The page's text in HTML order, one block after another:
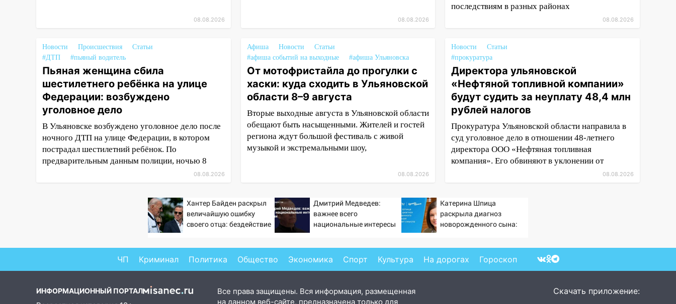
14:28
Ураган вырвал остановку
на улице Деева в Заволжье
14:26 Жители Ульяновска сами
пытаются расчистить ливнёвки,
не дождавшись
коммунальщиков
14:16 Шторм продолжает
ломать город: на улице Любови
Шевцовой рухнул светофор
видом преподавателя
Куда жаловаться
ульяновцам на упавшее дерево
непогоды
13:59 В Новом городе
опалубку со строящегося дома
08.08.2026 08.08.2026
последствиям в разных районах
08.08.2026
Новости Происшествия
Статьи
#ДТП
#пьяный водитель
Пьяная женщина сбила
шестилетнего ребёнка на улице
Федерации: возбуждено
уголовное дело
В Ульяновске возбуждено уголовное дело после
ночного ДТП на улице Федерации, в котором
пострадал шестилетний ребёнок. По
предварительным данным полиции, ночью 8
08.08.2026
Афиша Новости
Статьи
#афиша событий на выходные
#афиша Ульяновска
От мотофристайла до прогулки с
хаски: куда сходить в Ульяновской
области 8–9 августа
Вторые выходные августа в Ульяновской области
обещают быть насыщенными. Жителей и гостей
региона ждут большой фестиваль с живой
музыкой и экстремальными шоу,
08.08.2026
Новости
Статьи
#прокуратура
Директора ульяновской
«Нефтяной топливной компании»
будут судить за неуплату 48,4 млн
рублей налогов
Прокуратура Ульяновской области направила в
суд уголовное дело в отношении 48-летнего
директора ООО «Нефтяная топливная
компания». Его обвиняют в уклонении от
08.08.2026
Хантер Байден раскрыл
величайшую ошибку
своего отца: бездействие
Дмитрий Медведев:
важнее всего
национальные интересы
Катерина Шпица
раскрыла диагноз
новорожденного сына:
ЧП Криминал Политика Общество Экономика Спорт Культура На дорогах Гороскоп
ИНФОРМАЦИОННЫЙ ПОРТАЛ
Все права защищены. Вся информация, размещенная
на данном веб-сайте, предназначена только для
Скачать приложение: